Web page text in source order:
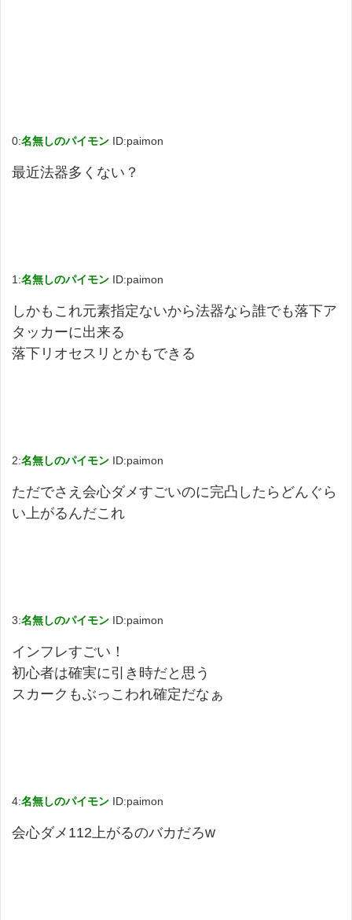
0:名無しのパイモン ID:paimon
最近法器多くない？
1:名無しのパイモン ID:paimon
しかもこれ元素指定ないから法器なら誰でも落下ア
タッカーに出来る
落下リオセスリとかもできる
2:名無しのパイモン ID:paimon
ただでさえ会心ダメすごいのに完凸したらどんぐら
い上がるんだこれ
3:名無しのパイモン ID:paimon
インフレすごい！
初心者は確実に引き時だと思う
スカークもぶっこわれ確定だなぁ
4:名無しのパイモン ID:paimon
会心ダメ112上がるのバカだろw